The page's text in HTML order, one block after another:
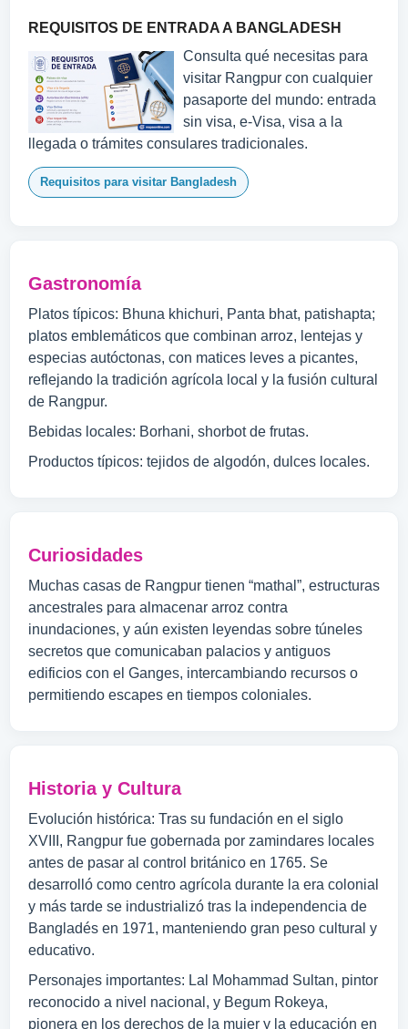
REQUISITOS DE ENTRADA A BANGLADESH
Consulta qué necesitas para
visitar Rangpur con cualquier
pasaporte del mundo: entrada
sin visa, e-Visa, visa a la
llegada o trámites consulares tradicionales.
Requisitos para visitar Bangladesh
Gastronomía
Platos típicos: Bhuna khichuri, Panta bhat, patishapta;
platos emblemáticos que combinan arroz, lentejas y
especias autóctonas, con matices leves a picantes,
reflejando la tradición agrícola local y la fusión cultural
de Rangpur.
Bebidas locales: Borhani, shorbot de frutas.
Productos típicos: tejidos de algodón, dulces locales.
Curiosidades
Muchas casas de Rangpur tienen “mathal”, estructuras
ancestrales para almacenar arroz contra
inundaciones, y aún existen leyendas sobre túneles
secretos que comunicaban palacios y antiguos
edificios con el Ganges, intercambiando recursos o
permitiendo escapes en tiempos coloniales.
Historia y Cultura
Evolución histórica: Tras su fundación en el siglo
XVIII, Rangpur fue gobernada por zamindares locales
antes de pasar al control británico en 1765. Se
desarrolló como centro agrícola durante la era colonial
y más tarde se industrializó tras la independencia de
Bangladés en 1971, manteniendo gran peso cultural y
educativo.
Personajes importantes: Lal Mohammad Sultan, pintor
reconocido a nivel nacional, y Begum Rokeya,
pionera en los derechos de la mujer y la educación en